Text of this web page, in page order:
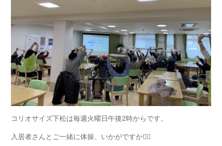
コリオサイズ下松は毎週火曜日午後2時からです。
入居者さんとご一緒に体操、いかがですか🤸‍♂️